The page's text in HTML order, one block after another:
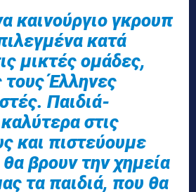
καινούργιο γκρουπ
κατά
μικτές ομάδες,
τους Έλληνες
Παιδιά-
στις
και πιστεύουμε
βρουν την χημεία
τα παιδιά, που θα